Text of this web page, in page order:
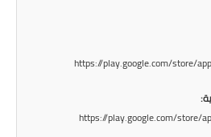
المرحلة المتوسطة
https://play.google.com/store/
https://play.google.com/store/